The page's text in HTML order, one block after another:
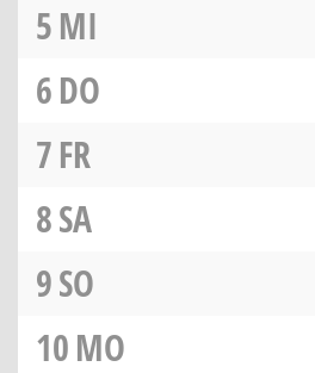
5MI
6DO
7FR
8SA
9SO
10MO